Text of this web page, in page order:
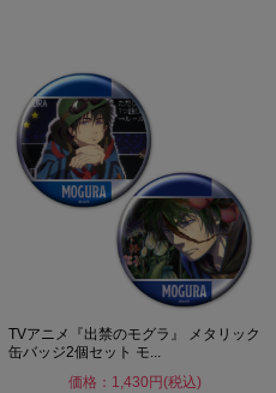
TVアニメ『出禁のモグラ』 メタリック
缶バッジ2個セット モ...
価格：1,430円(税込)